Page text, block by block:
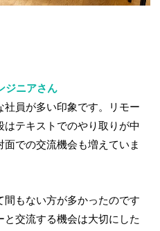
ジニアさん
社員が多い印象です。リモー
はテキストでのやり取りが中
での交流機会も増えていま
もない方が多かったのです
交流する機会は大切にした